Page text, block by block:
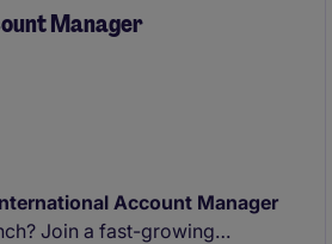
Manager
Account Manager
Join a fast-growing